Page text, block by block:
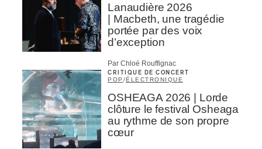
Lanaudière 2026
| Macbeth, une tragédie
portée par des voix
d’exception
Par Chloé Rouffignac
CRITIQUE DE CONCERT
POP /ÉLECTRONIQUE
OSHEAGA 2026 | Lorde
clôture le festival Osheaga
au rythme de son propre
cœur